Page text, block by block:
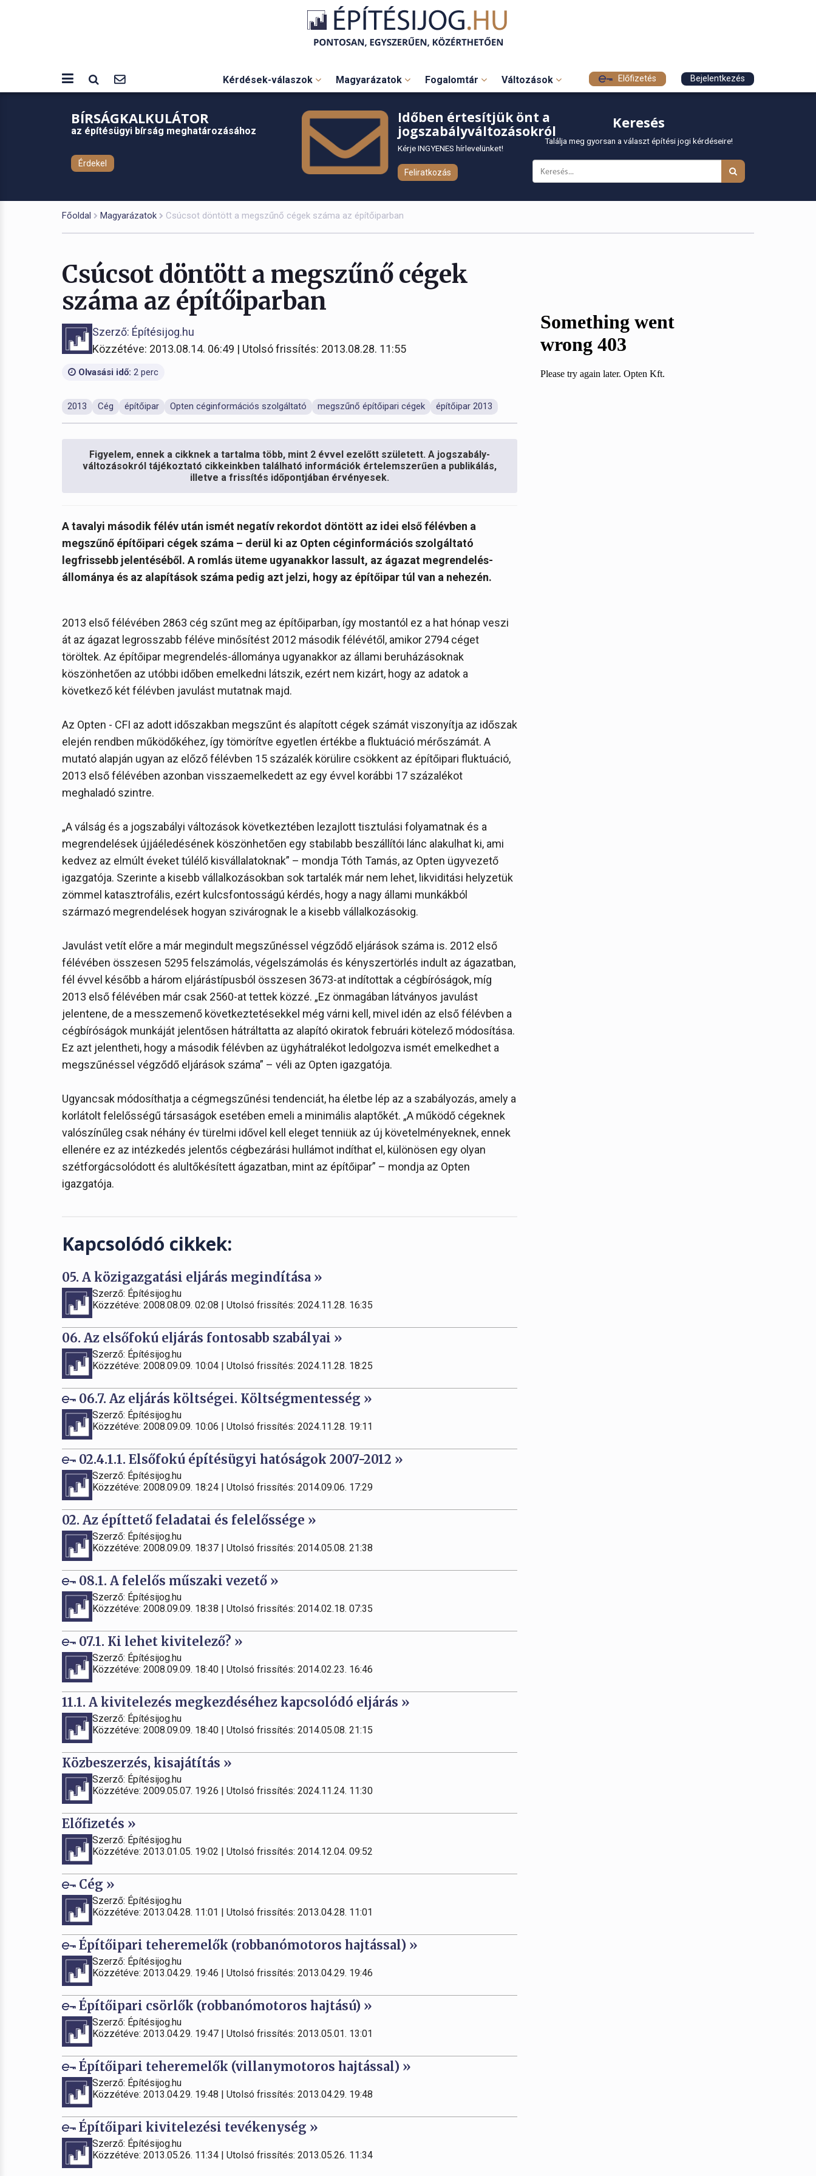
Kérdések-válaszok Magyarázatok Fogalomtár Változások Előfizetés Bejelentkezés
BÍRSÁGKALKULÁTOR
az építésügyi bírság meghatározásához
Érdekel
Időben értesítjük önt a
jogszabályváltozásokról
Kérje INGYENES hírlevelünket!
Feliratkozás
Keresés
Találja meg gyorsan a választ építési jogi kérdéseire!
Főoldal Magyarázatok Csúcsot döntött a megszűnő cégek száma az építőiparban
Csúcsot döntött a megszűnő cégek
száma az építőiparban
Szerző: Építésijog.hu
Közzétéve: 2013.08.14. 06:49 | Utolsó frissítés: 2013.08.28. 11:55
Olvasási idő: 2 perc
2013 Cég építőipar Opten céginformációs szolgáltató megszűnő építőipari cégek építőipar 2013
Figyelem, ennek a cikknek a tartalma több, mint 2 évvel ezelőtt született. A jogszabály-
változásokról tájékoztató cikkeinkben található információk értelemszerűen a publikálás,
illetve a frissítés időpontjában érvényesek.
A tavalyi második félév után ismét negatív rekordot döntött az idei első félévben a
megszűnő építőipari cégek száma – derül ki az Opten céginformációs szolgáltató
legfrissebb jelentéséből. A romlás üteme ugyanakkor lassult, az ágazat megrendelés-
állománya és az alapítások száma pedig azt jelzi, hogy az építőipar túl van a nehezén.
2013 első félévében 2863 cég szűnt meg az építőiparban, így mostantól ez a hat hónap veszi
át az ágazat legrosszabb féléve minősítést 2012 második félévétől, amikor 2794 céget
töröltek. Az építőipar megrendelés-állománya ugyanakkor az állami beruházásoknak
köszönhetően az utóbbi időben emelkedni látszik, ezért nem kizárt, hogy az adatok a
következő két félévben javulást mutatnak majd.
Az Opten - CFI az adott időszakban megszűnt és alapított cégek számát viszonyítja az időszak
elején rendben működőkéhez, így tömörítve egyetlen értékbe a fluktuáció mérőszámát. A
mutató alapján ugyan az előző félévben 15 százalék körülire csökkent az építőipari fluktuáció,
2013 első félévében azonban visszaemelkedett az egy évvel korábbi 17 százalékot
meghaladó szintre.
„A válság és a jogszabályi változások következtében lezajlott tisztulási folyamatnak és a
megrendelések újjáéledésének köszönhetően egy stabilabb beszállítói lánc alakulhat ki, ami
kedvez az elmúlt éveket túlélő kisvállalatoknak” – mondja Tóth Tamás, az Opten ügyvezető
igazgatója. Szerinte a kisebb vállalkozásokban sok tartalék már nem lehet, likviditási helyzetük
zömmel katasztrofális, ezért kulcsfontosságú kérdés, hogy a nagy állami munkákból
származó megrendelések hogyan szivárognak le a kisebb vállalkozásokig.
Javulást vetít előre a már megindult megszűnéssel végződő eljárások száma is. 2012 első
félévében összesen 5295 felszámolás, végelszámolás és kényszertörlés indult az ágazatban,
fél évvel később a három eljárástípusból összesen 3673-at indítottak a cégbíróságok, míg
2013 első félévében már csak 2560-at tettek közzé. „Ez önmagában látványos javulást
jelentene, de a messzemenő következtetésekkel még várni kell, mivel idén az első félévben a
cégbíróságok munkáját jelentősen hátráltatta az alapító okiratok februári kötelező módosítása.
Ez azt jelentheti, hogy a második félévben az ügyhátralékot ledolgozva ismét emelkedhet a
megszűnéssel végződő eljárások száma” – véli az Opten igazgatója.
Ugyancsak módosíthatja a cégmegszűnési tendenciát, ha életbe lép az a szabályozás, amely a
korlátolt felelősségű társaságok esetében emeli a minimális alaptőkét. „A működő cégeknek
valószínűleg csak néhány év türelmi idővel kell eleget tenniük az új követelményeknek, ennek
ellenére ez az intézkedés jelentős cégbezárási hullámot indíthat el, különösen egy olyan
szétforgácsolódott és alultőkésített ágazatban, mint az építőipar” – mondja az Opten
igazgatója.
Kapcsolódó cikkek:
05. A közigazgatási eljárás megindítása »
Szerző: Építésijog.hu
Közzétéve: 2008.08.09. 02:08 | Utolsó frissítés: 2024.11.28. 16:35
06. Az elsőfokú eljárás fontosabb szabályai »
Szerző: Építésijog.hu
Közzétéve: 2008.09.09. 10:04 | Utolsó frissítés: 2024.11.28. 18:25
06.7. Az eljárás költségei. Költségmentesség »
Szerző: Építésijog.hu
Közzétéve: 2008.09.09. 10:06 | Utolsó frissítés: 2024.11.28. 19:11
02.4.1.1. Elsőfokú építésügyi hatóságok 2007-2012 »
Szerző: Építésijog.hu
Közzétéve: 2008.09.09. 18:24 | Utolsó frissítés: 2014.09.06. 17:29
02. Az építtető feladatai és felelőssége »
Szerző: Építésijog.hu
Közzétéve: 2008.09.09. 18:37 | Utolsó frissítés: 2014.05.08. 21:38
08.1. A felelős műszaki vezető »
Szerző: Építésijog.hu
Közzétéve: 2008.09.09. 18:38 | Utolsó frissítés: 2014.02.18. 07:35
07.1. Ki lehet kivitelező? »
Szerző: Építésijog.hu
Közzétéve: 2008.09.09. 18:40 | Utolsó frissítés: 2014.02.23. 16:46
11.1. A kivitelezés megkezdéséhez kapcsolódó eljárás »
Szerző: Építésijog.hu
Közzétéve: 2008.09.09. 18:40 | Utolsó frissítés: 2014.05.08. 21:15
Közbeszerzés, kisajátítás »
Szerző: Építésijog.hu
Közzétéve: 2009.05.07. 19:26 | Utolsó frissítés: 2024.11.24. 11:30
Előfizetés »
Szerző: Építésijog.hu
Közzétéve: 2013.01.05. 19:02 | Utolsó frissítés: 2014.12.04. 09:52
Cég »
Szerző: Építésijog.hu
Közzétéve: 2013.04.28. 11:01 | Utolsó frissítés: 2013.04.28. 11:01
Építőipari teheremelők (robbanómotoros hajtással) »
Szerző: Építésijog.hu
Közzétéve: 2013.04.29. 19:46 | Utolsó frissítés: 2013.04.29. 19:46
Építőipari csörlők (robbanómotoros hajtású) »
Szerző: Építésijog.hu
Közzétéve: 2013.04.29. 19:47 | Utolsó frissítés: 2013.05.01. 13:01
Építőipari teheremelők (villanymotoros hajtással) »
Szerző: Építésijog.hu
Közzétéve: 2013.04.29. 19:48 | Utolsó frissítés: 2013.04.29. 19:48
Építőipari kivitelezési tevékenység »
Szerző: Építésijog.hu
Közzétéve: 2013.05.26. 11:34 | Utolsó frissítés: 2013.05.26. 11:34